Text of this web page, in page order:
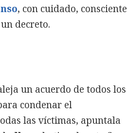
, con cuidado, consciente
decreto.
un acuerdo de todos los
condenar el
las víctimas, apuntala